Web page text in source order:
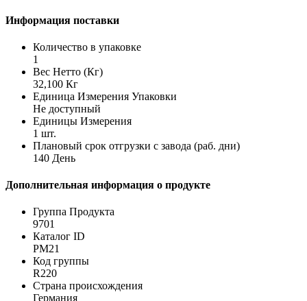
Информация поставки
Количество в упаковке
1
Вес Нетто (Кг)
32,100 Кг
Единица Измерения Упаковки
Не доступный
Единицы Измерения
1 шт.
Плановый срок отгрузки с завода (раб. дни)
140 День
Дополнительная информация о продукте
Группа Продукта
9701
Каталог ID
PM21
Код группы
R220
Страна происхождения
Германия